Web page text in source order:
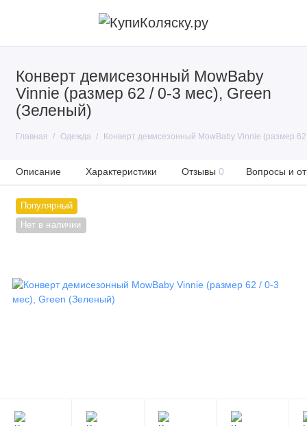
Конверт демисезонный MowBaby
Vinnie (размер 62 / 0-3 мес), Green
(Зеленый)
Главная Одежда Конверт демисезонный MowBaby Vinnie (размер
Описание Характеристики Отзывы 0 Вопросы и
Популярный
Нет в наличии